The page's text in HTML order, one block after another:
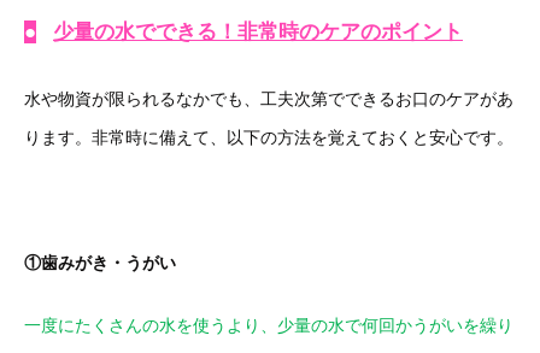
● 少量の水でできる！非常時のケアのポイント
水や物資が限られるなかでも、工夫次第でできるお口のケアがあ
ります。非常時に備えて、以下の方法を覚えておくと安心です。
①歯みがき・うがい
一度にたくさんの水を使うより、少量の水で何回かうがいを繰り